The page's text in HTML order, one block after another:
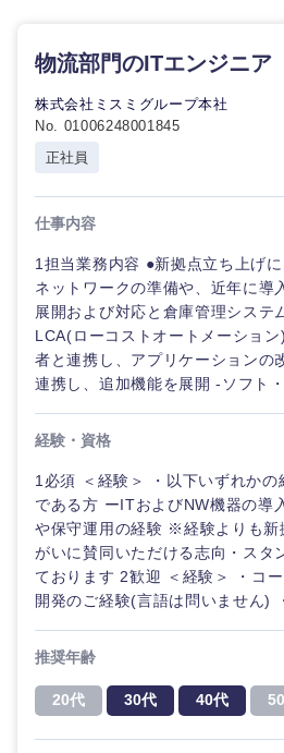
選択する
選択する
選択する
選択する
物流部門のITエンジニア
株式会社ミスミグループ本社
No. 01006248001845
正社員
仕事内容
1担当業務内容 ●新拠点立ち上げ
ネットワークの準備や、近年に導
展開および対応と倉庫管理システ
LCA(ローコストオートメーショ
者と連携し、アプリケーションの
連携し、追加機能を展開 -ソフト
経験・資格
1必須 ＜経験＞ ・以下いずれかの
である方 ーITおよびNW機器の導
や保守運用の経験 ※経験よりも新
がいに賛同いただける志向・スタ
ております 2歓迎 ＜経験＞ ・コ
開発のご経験(言語は問いません)
推奨年齢
20代 30代 40代